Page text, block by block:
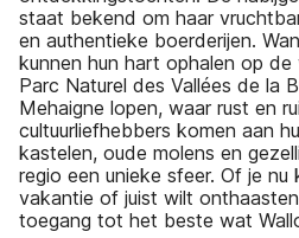
staat bekend om haar
en authentieke boerderijen.
kunnen hun hart ophalen op
Parc Naturel des Vallées de la
Mehaigne lopen, waar rust en
cultuurliefhebbers komen aan
kastelen, oude molens en
regio een unieke sfeer. Of je
vakantie of juist wilt
toegang tot het beste wat